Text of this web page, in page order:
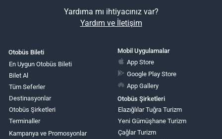
Yardıma mı ihtiyacınız var?
Yardım ve İletişim
Otobüs Bileti
En Uygun Otobüs Bileti
Bilet Al
Tüm Seferler
Destinasyonlar
Otobüs Şirketleri
Terminaller
Kampanya ve Promosyonlar
Mobil Uygulamalar
App Store
Google Play Store
App Gallery
Otobüs Şirketleri
Elazığlılar Tuğra Turizm
Yeni Gümüşhane Turizm
Çağlar Turizm